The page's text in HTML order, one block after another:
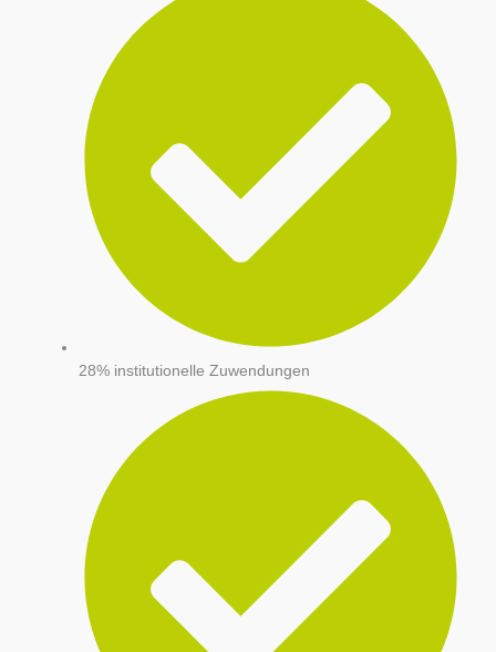
28% institutionelle Zuwendungen